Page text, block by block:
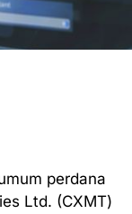
perdana
Ltd. (CXMT)